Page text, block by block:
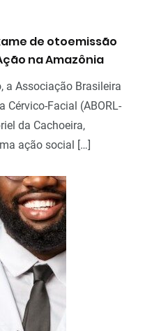
de otoemissão
na Amazônia
a Associação Brasileira
Cérvico-Facial (ABORL-
da Cachoeira,
ação social […]